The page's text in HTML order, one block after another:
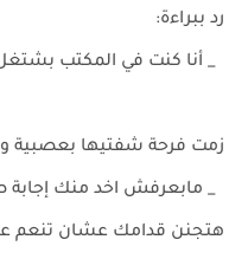
رد ببراءة:
_ أنا كنت في المكتب
زمت فرحة شفتيها بعصبية
_ مابعرفش اخد منك إجابة
هتجنن قدامك عشان تنعم